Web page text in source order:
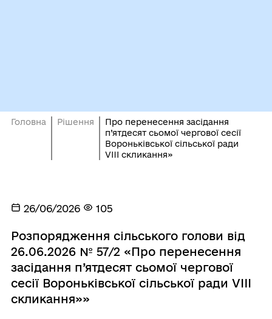
Головна Рішення
Про перенесення засідання
п’ятдесят сьомої чергової сесії
Вороньківської сільської ради
VIIІ скликання»
26/06/2026 105
Розпорядження сільського голови від
26.06.2026 № 57/2 «Про перенесення
засідання п’ятдесят сьомої чергової
сесії Вороньківської сільської ради VIIІ
скликання»»